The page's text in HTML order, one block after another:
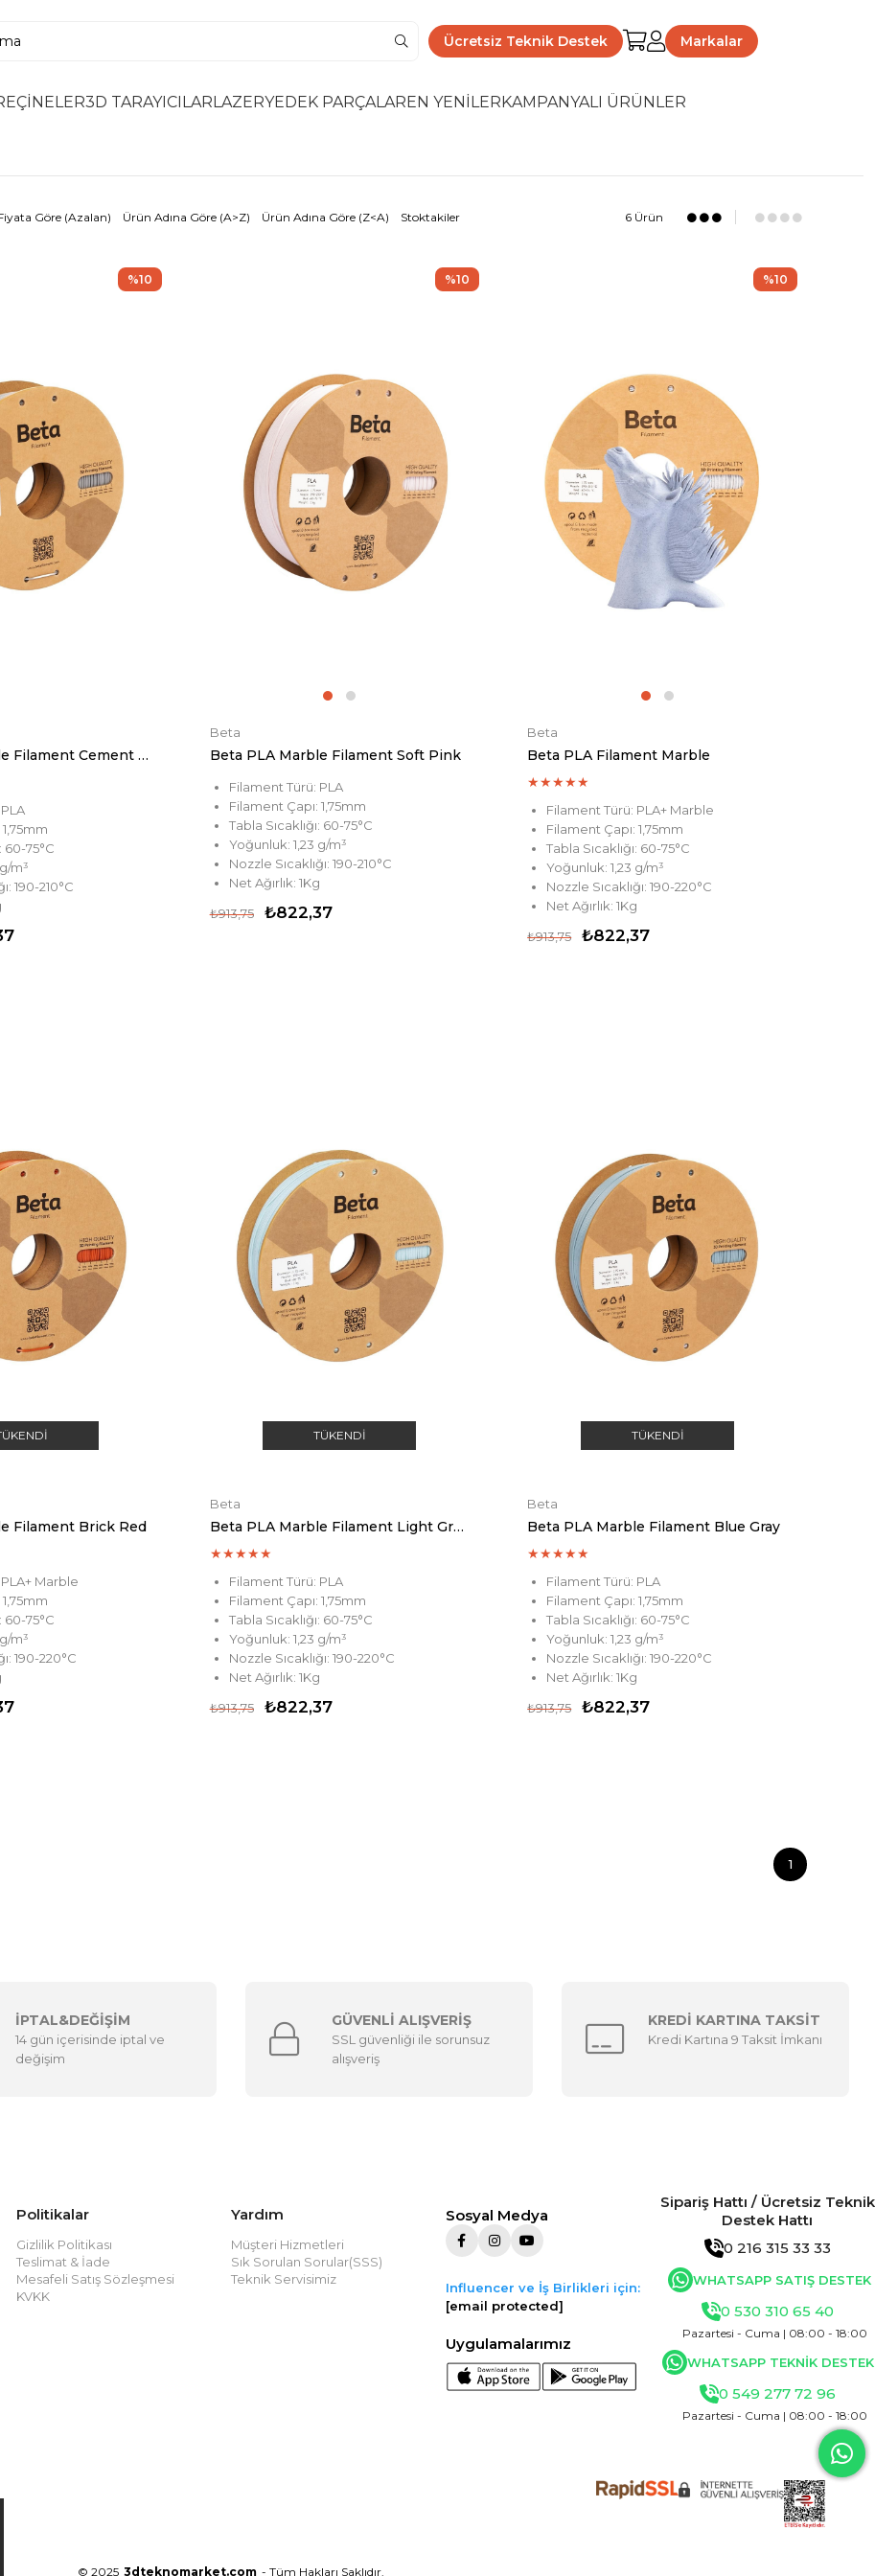
Ücretsiz Teknik Destek Markalar
3D TARAYICILARLAZERYEDEK PARÇALAREN YENİLERKAMPANYALI ÜRÜNLER
Göre (Azalan) Ürün Adına Göre (A>Z) Ürün Adına Göre (Z<A) Stoktakiler 6 Ürün
Beta PLA Marble Filament Cement Ash
60-75°C
m³
190-210°C
%10
Beta
Beta PLA Marble Filament Soft Pink
Filament Türü: PLA
Filament Çapı: 1,75mm
Tabla Sıcaklığı: 60-75°C
Yoğunluk: 1,23 g/m³
Nozzle Sıcaklığı: 190-210°C
Net Ağırlık: 1Kg
₺822,37
₺913,75
%10
Beta
Beta PLA Filament Marble
★★★★★
Filament Türü: PLA+ Marble
Filament Çapı: 1,75mm
Tabla Sıcaklığı: 60-75°C
Yoğunluk: 1,23 g/m³
Nozzle Sıcaklığı: 190-220°C
Net Ağırlık: 1Kg
₺822,37
₺913,75
%10
Filament Brick Red
Marble
60-75°C
m³
190-220°C
TÜKENDI
Beta
Beta PLA Marble Filament Light Green
★★★★★
Filament Türü: PLA
Filament Çapı: 1,75mm
Tabla Sıcaklığı: 60-75°C
Yoğunluk: 1,23 g/m³
Nozzle Sıcaklığı: 190-220°C
Net Ağırlık: 1Kg
₺822,37
₺913,75
TÜKENDI
Beta
Beta PLA Marble Filament Blue Gray
★★★★★
Filament Türü: PLA
Filament Çapı: 1,75mm
Tabla Sıcaklığı: 60-75°C
Yoğunluk: 1,23 g/m³
Nozzle Sıcaklığı: 190-220°C
Net Ağırlık: 1Kg
₺822,37
₺913,75
1
İPTAL&DEĞİŞİM
14 gün içerisinde iptal ve
değişim
GÜVENLİ ALIŞVERİŞ
SSL güvenliği ile sorunsuz
alışveriş
KREDİ KARTINA TAKSİT
Kredi Kartına 9 Taksit İmkanı
Politikalar
Gizlilik Politikası
Teslimat & İade
Mesafeli Satış Sözleşmesi
KVKK
Yardım
Müşteri Hizmetleri
Sık Sorulan Sorular(SSS)
Teknik Servisimiz
Sosyal Medya
Influencer ve İş Birlikleri için:
[email protected]
Uygulamalarımız
Sipariş Hattı / Ücretsiz Teknik
Destek Hattı
0 216 315 33 33
WHATSAPP SATIŞ DESTEK
0 530 310 65 40
Pazartesi - Cuma | 08:00 - 18:00
WHATSAPP TEKNİK DESTEK
0 549 277 72 96
Pazartesi - Cuma | 08:00 - 18:00
© 2025 3dteknomarket.com - Tüm Hakları Saklıdır.